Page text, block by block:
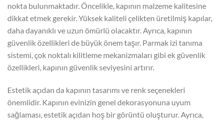
nokta bulunmaktadır. Öncelikle, kapının malzeme kalitesine
dikkat etmek gerekir. Yüksek kaliteli çelikten üretilmiş kapılar,
daha dayanıklı ve uzun ömürlü olacaktır. Ayrıca, kapının
güvenlik özellikleri de büyük önem taşır. Parmak izi tanıma
sistemi, çok noktalı kilitleme mekanizmaları gibi ek güvenlik
özellikleri, kapının güvenlik seviyesini artırır.
Estetik açıdan da kapının tasarımı ve renk seçenekleri
önemlidir. Kapının evinizin genel dekorasyonuna uyum
sağlaması, estetik açıdan hoş bir görüntü oluşturur. Ayrıca,